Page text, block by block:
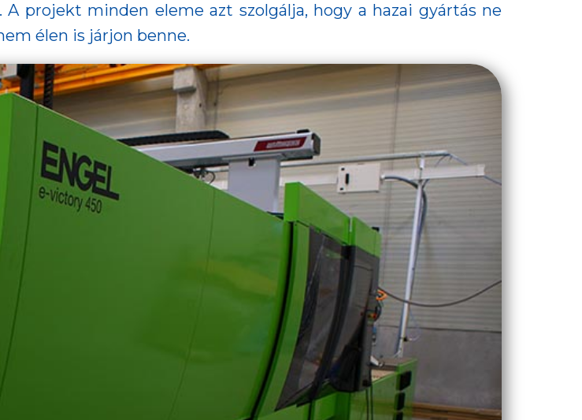
projekt minden eleme azt szolgálja, hogy a hazai gyártás ne
élen is járjon benne.